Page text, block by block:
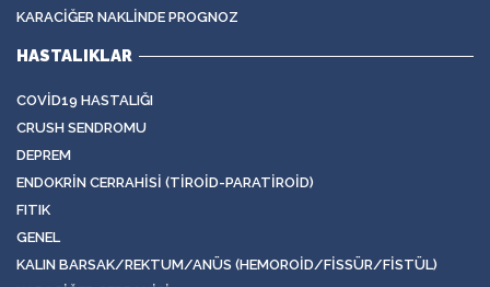
KARACIĞER NAKLINDE PROGNOZ
HASTALIKLAR
COVID19 HASTALIĞI
CRUSH SENDROMU
DEPREM
ENDOKRIN CERRAHISI (TIROID-PARATIROID)
FITIK
GENEL
KALIN BARSAK/REKTUM/ANÜS (HEMOROID/FISSÜR/FISTÜL)